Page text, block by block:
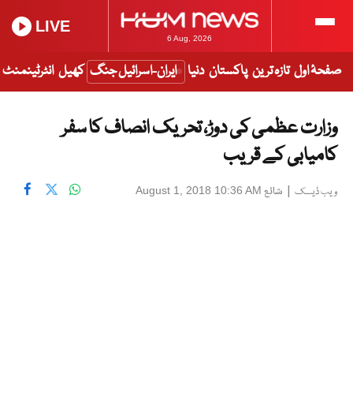
6 Aug, 2026
LIVE
صفحۂ اول تازہ ترین پاکستان دنیا ایران-اسرائیل جنگ کھیل انٹرٹینمنٹ
وزارت عظمی کی دوڑ، تحریک انصاف کا سفر
کامیابی کے قریب
ویب ڈیسک | شائع August 1, 2018 10:36 AM